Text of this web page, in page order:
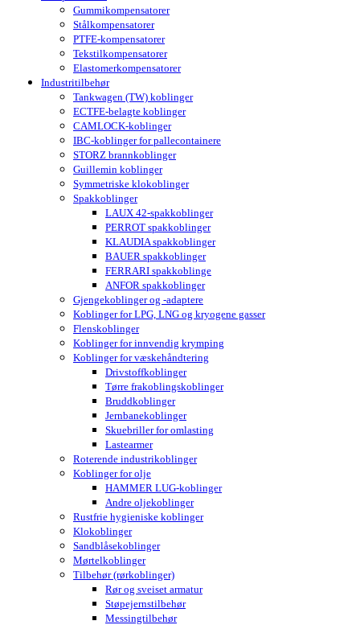
Gummikompensatorer
Stålkompensatorer
PTFE-kompensatorer
Tekstilkompensatorer
Elastomerkompensatorer
Industritilbehør
Tankwagen (TW) koblinger
ECTFE-belagte koblinger
CAMLOCK-koblinger
IBC-koblinger for pallecontainere
STORZ brannkoblinger
Guillemin koblinger
Symmetriske klokoblinger
Spakkoblinger
LAUX 42-spakkoblinger
PERROT spakkoblinger
KLAUDIA spakkoblinger
BAUER spakkoblinger
FERRARI spakkoblinge
ANFOR spakkoblinger
Gjengekoblinger og -adaptere
Koblinger for LPG, LNG og kryogene gasser
Flenskoblinger
Koblinger for innvendig krymping
Koblinger for væskehåndtering
Drivstoffkoblinger
Tørre frakoblingskoblinger
Bruddkoblinger
Jernbanekoblinger
Skuebriller for omlasting
Lastearmer
Roterende industrikoblinger
Koblinger for olje
HAMMER LUG-koblinger
Andre oljekoblinger
Rustfrie hygieniske koblinger
Klokoblinger
Sandblåsekoblinger
Mørtelkoblinger
Tilbehør (rørkoblinger)
Rør og sveiset armatur
Støpejernstilbehør
Messingtilbehør